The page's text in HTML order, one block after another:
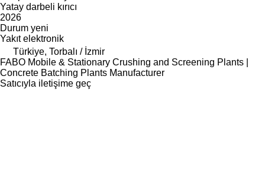
Yatay darbeli kırıcı
2026
Durum yeni
Yakıt elektronik
Türkiye, Torbalı / İzmir
FABO Mobile & Stationary Crushing and Screening Plants |
Concrete Batching Plants Manufacturer
Satıcıyla iletişime geç